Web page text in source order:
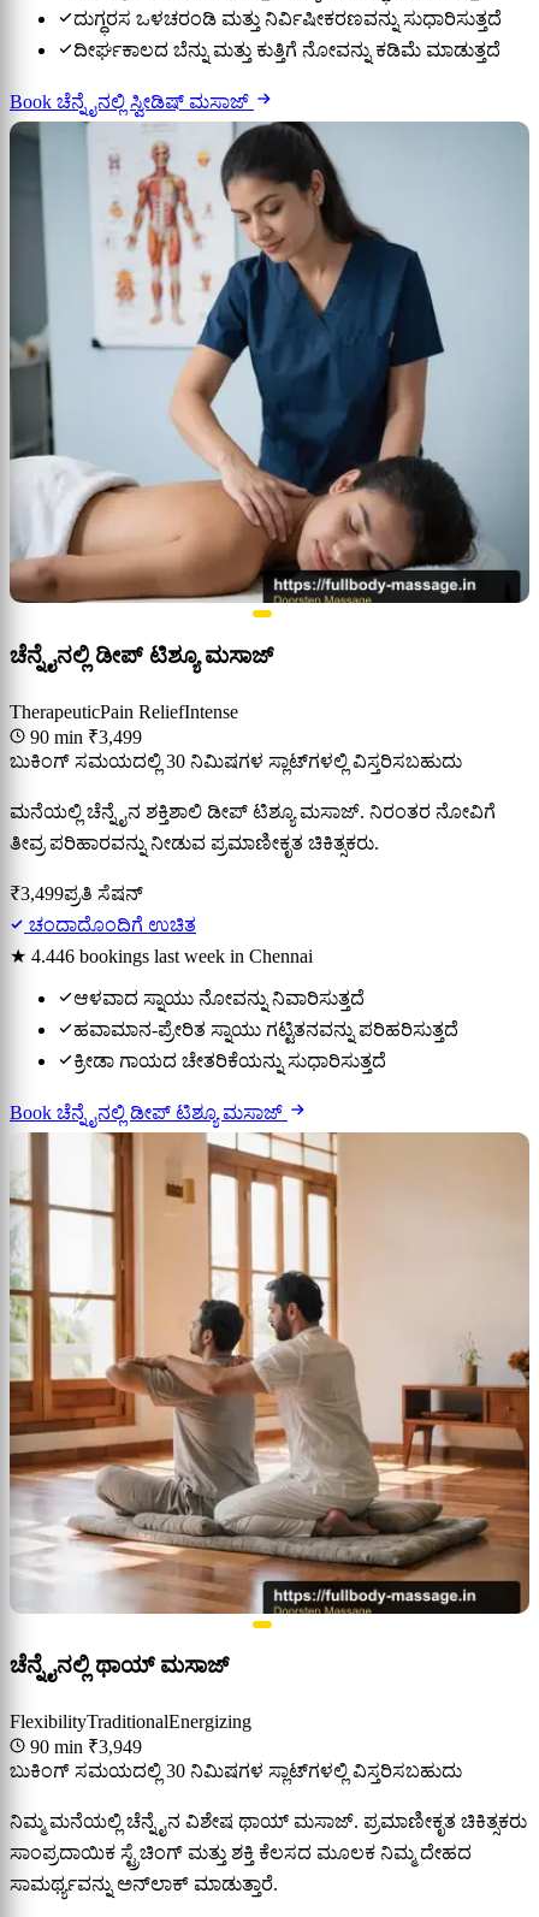
ದುಗ್ಧರಸ ಒಳಚರಂಡಿ ಮತ್ತು ನಿರ್ವಿಷೀಕರಣವನ್ನು ಸುಧಾರಿಸುತ್ತದೆ
ದೀರ್ಘಕಾಲದ ಬೆನ್ನು ಮತ್ತು ಕುತ್ತಿಗೆ ನೋವನ್ನು ಕಡಿಮೆ ಮಾಡುತ್ತದೆ
Book ಚೆನ್ನೈನಲ್ಲಿ ಸ್ವೀಡಿಷ್ ಮಸಾಜ್
ಚೆನ್ನೈನಲ್ಲಿ ಡೀಪ್ ಟಿಶ್ಯೂ ಮಸಾಜ್
TherapeuticPain ReliefIntense
90 min ₹3,499
ಬುಕಿಂಗ್ ಸಮಯದಲ್ಲಿ 30 ನಿಮಿಷಗಳ ಸ್ಲಾಟ್‌ಗಳಲ್ಲಿ ವಿಸ್ತರಿಸಬಹುದು
ಮನೆಯಲ್ಲಿ ಚೆನ್ನೈನ ಶಕ್ತಿಶಾಲಿ ಡೀಪ್ ಟಿಶ್ಯೂ ಮಸಾಜ್. ನಿರಂತರ ನೋವಿಗೆ
ತೀವ್ರ ಪರಿಹಾರವನ್ನು ನೀಡುವ ಪ್ರಮಾಣೀಕೃತ ಚಿಕಿತ್ಸಕರು.
₹3,499ಪ್ರತಿ ಸೆಷನ್
ಚಂದಾದೊಂದಿಗೆ ಉಚಿತ
★ 4.446 bookings last week in Chennai
ಆಳವಾದ ಸ್ನಾಯು ನೋವನ್ನು ನಿವಾರಿಸುತ್ತದೆ
ಹವಾಮಾನ-ಪ್ರೇರಿತ ಸ್ನಾಯು ಗಟ್ಟಿತನವನ್ನು ಪರಿಹರಿಸುತ್ತದೆ
ಕ್ರೀಡಾ ಗಾಯದ ಚೇತರಿಕೆಯನ್ನು ಸುಧಾರಿಸುತ್ತದೆ
Book ಚೆನ್ನೈನಲ್ಲಿ ಡೀಪ್ ಟಿಶ್ಯೂ ಮಸಾಜ್
ಚೆನ್ನೈನಲ್ಲಿ ಥಾಯ್ ಮಸಾಜ್
FlexibilityTraditionalEnergizing
90 min ₹3,949
ಬುಕಿಂಗ್ ಸಮಯದಲ್ಲಿ 30 ನಿಮಿಷಗಳ ಸ್ಲಾಟ್‌ಗಳಲ್ಲಿ ವಿಸ್ತರಿಸಬಹುದು
ನಿಮ್ಮ ಮನೆಯಲ್ಲಿ ಚೆನ್ನೈನ ವಿಶೇಷ ಥಾಯ್ ಮಸಾಜ್. ಪ್ರಮಾಣೀಕೃತ ಚಿಕಿತ್ಸಕರು
ಸಾಂಪ್ರದಾಯಿಕ ಸ್ಟ್ರೆಚಿಂಗ್ ಮತ್ತು ಶಕ್ತಿ ಕೆಲಸದ ಮೂಲಕ ನಿಮ್ಮ ದೇಹದ
ಸಾಮರ್ಥ್ಯವನ್ನು ಅನ್‌ಲಾಕ್ ಮಾಡುತ್ತಾರೆ.